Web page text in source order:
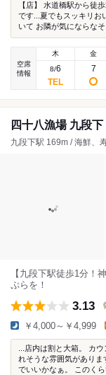
【店】 水道橋駅から徒
です...夏でもスッキリお
いて お隣が気にならな
空席
情報
木
8/6
金
7
四十八漁場 九段下
九段下駅 169m / 海鮮、
【九段下駅徒歩1分！
ぷらを！
3.13
￥4,000～￥4,999
...店内は割と大箱。 カ
れそうな雰囲気があり
でいいかなぁ。 このく